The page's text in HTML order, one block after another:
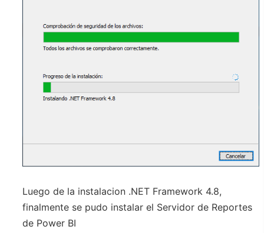
Luego de la instalacion .NET Framework 4.8,
finalmente se pudo instalar el Servidor de Reportes
de Power BI